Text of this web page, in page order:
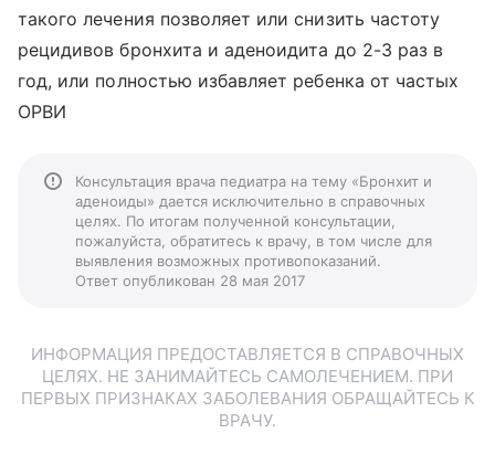
такого лечения позволяет или снизить частоту
рецидивов бронхита и аденоидита до 2-3 раз в
год, или полностью избавляет ребенка от частых
ОРВИ
Консультация врача педиатра на тему «Бронхит и
аденоиды» дается исключительно в справочных
целях. По итогам полученной консультации,
пожалуйста, обратитесь к врачу, в том числе для
выявления возможных противопоказаний.
Ответ опубликован 28 мая 2017
ИНФОРМАЦИЯ ПРЕДОСТАВЛЯЕТСЯ В СПРАВОЧНЫХ
ЦЕЛЯХ. НЕ ЗАНИМАЙТЕСЬ САМОЛЕЧЕНИЕМ. ПРИ
ПЕРВЫХ ПРИЗНАКАХ ЗАБОЛЕВАНИЯ ОБРАЩАЙТЕСЬ К
ВРАЧУ.